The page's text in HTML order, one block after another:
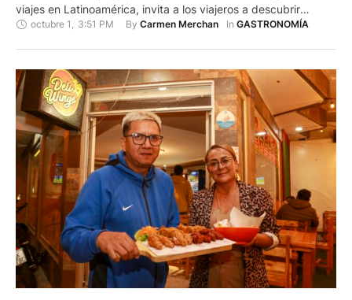
viajes en Latinoamérica, invita a los viajeros a descubrir
algunos de los destinos más icónicos de la región donde el
octubre 1 3:51 PM By Carmen Merchan In GASTRONOMÍA